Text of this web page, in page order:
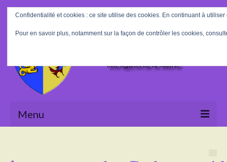
Rechercher
Menu
Confidentialité et cookies : ce site utilise des cookies. En continuant à
Pour en savoir plus, notamment sur la façon de contrôler les cookies,